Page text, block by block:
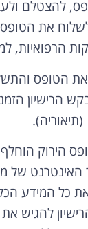
את
הרפואיות,
את הטופס
הרישיון
(תיאוריה).
האינטרנט של
כל המידע
להגיש
מקוון, ללא